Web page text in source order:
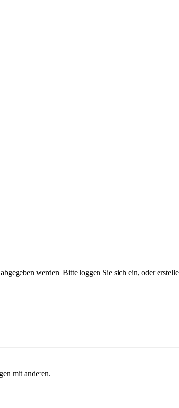
werden. Bitte loggen Sie sich ein, oder
mit anderen.